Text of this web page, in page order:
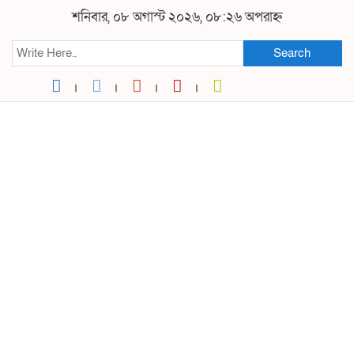
শনিবার, ০৮ অগাস্ট ২০২৬, ০৮:২৬ অপরাহ্ন
Search